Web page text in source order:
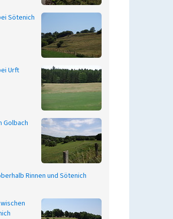
Sötenich
Urft
Golbach
Rinnen und Sötenich